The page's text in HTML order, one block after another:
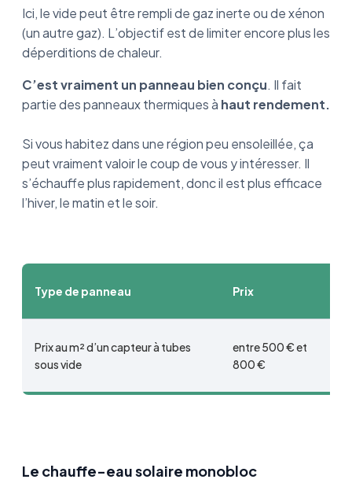
Ici, le vide peut être rempli de gaz inerte ou de xénon
(un autre gaz). L’objectif est de limiter encore plus les
déperditions de chaleur.
C’est vraiment un panneau bien conçu. Il fait
partie des panneaux thermiques à haut rendement.
Si vous habitez dans une région peu ensoleillée, ça
peut vraiment valoir le coup de vous y intéresser. Il
s’échauffe plus rapidement, donc il est plus efficace
l’hiver, le matin et le soir.
Type de panneau Prix
Prix au m² d’un capteur à tubes
sous vide
entre 500 € et
800 €
Le chauffe-eau solaire monobloc